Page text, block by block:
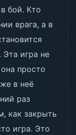
бой. Кто
врага, а в
игра не
просто
в неё
раз
как закрыть
игра. Это